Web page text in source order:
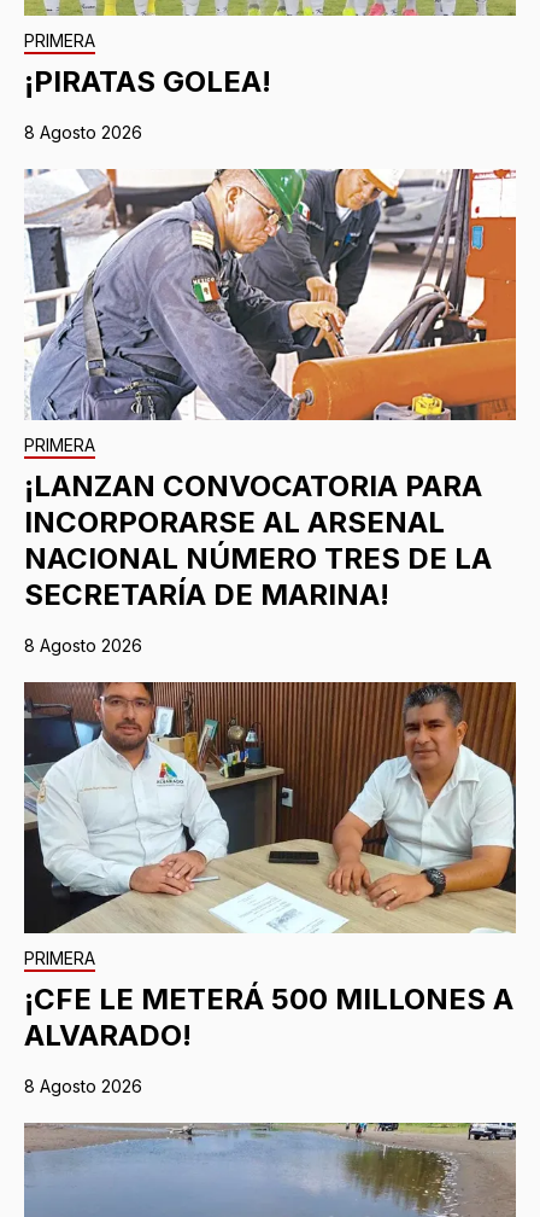
PRIMERA
¡PIRATAS GOLEA!
8 Agosto 2026
PRIMERA
¡LANZAN CONVOCATORIA PARA
INCORPORARSE AL ARSENAL
NACIONAL NÚMERO TRES DE LA
SECRETARÍA DE MARINA!
8 Agosto 2026
PRIMERA
¡CFE LE METERÁ 500 MILLONES A
ALVARADO!
8 Agosto 2026